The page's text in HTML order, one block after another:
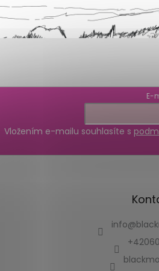
E-
Vložením e-mailu souhlasíte s
info@